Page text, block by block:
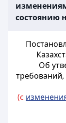
состоянию
Об
(с